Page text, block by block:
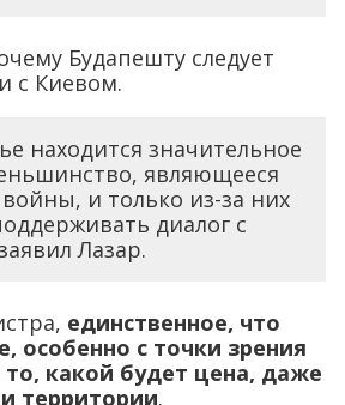
Будапешту следует
с Киевом.
находится значительное
являющееся
и только из-за них
диалог с
Лазар.
единственное, что
особенно с точки зрения
то, какой будет цена, даже
территории.